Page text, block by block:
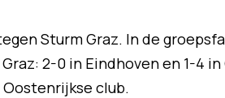
Sturm Graz. In de
2-0 in Eindhoven en 1-4
club.